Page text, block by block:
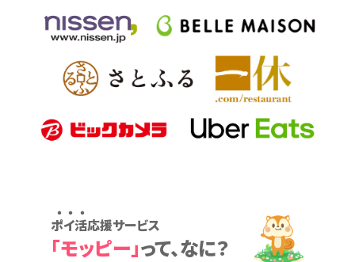
ポイ活応援サービス
「モッピー」って、なに？